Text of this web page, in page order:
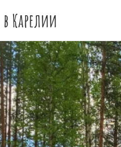
в Карелии